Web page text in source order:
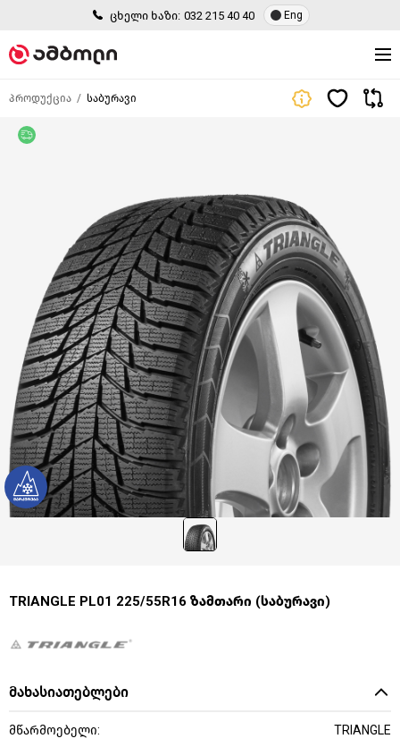
ცხელი ხაზი: 032 215 40 40 Eng
პროდუქცია საბურავი
TRIANGLE PL01 225/55R16 ზამთარი (საბურავი)
მახასიათებლები
მწარმოებელი:
TRIANGLE